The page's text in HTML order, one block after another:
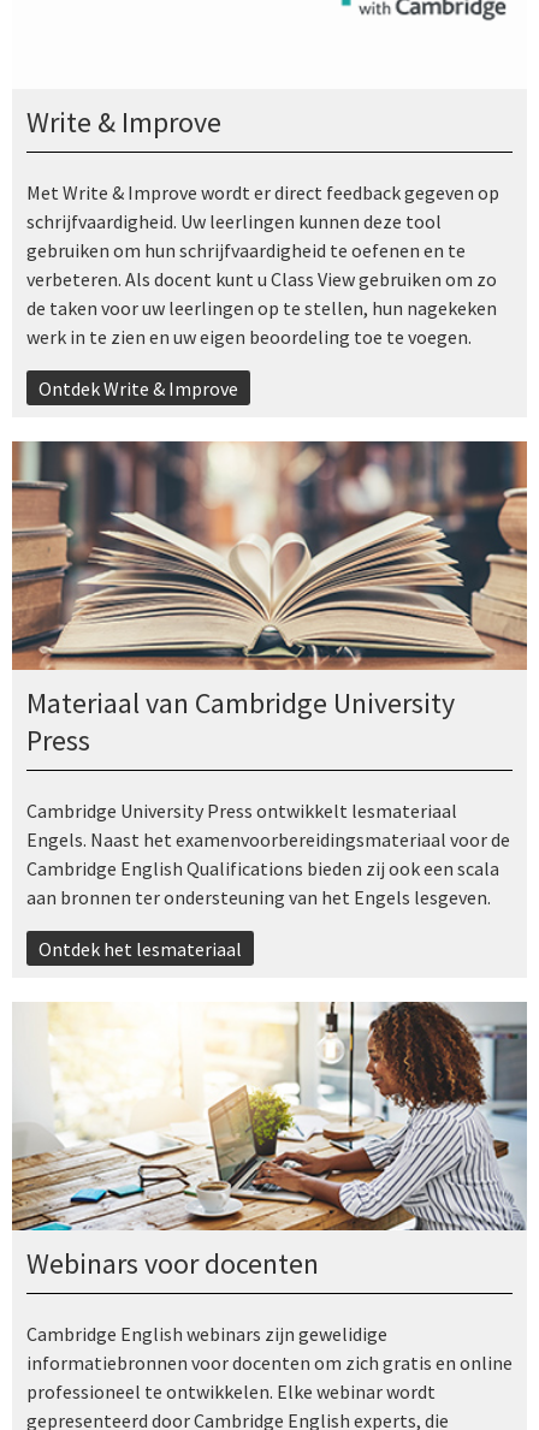
Write & Improve
Met Write & Improve wordt er direct feedback gegeven op
schrijfvaardigheid. Uw leerlingen kunnen deze tool
gebruiken om hun schrijfvaardigheid te oefenen en te
verbeteren. Als docent kunt u Class View gebruiken om zo
de taken voor uw leerlingen op te stellen, hun nagekeken
werk in te zien en uw eigen beoordeling toe te voegen.
Ontdek Write & Improve
Materiaal van Cambridge University
Press
Cambridge University Press ontwikkelt lesmateriaal
Engels. Naast het examenvoorbereidingsmateriaal voor de
Cambridge English Qualifications bieden zij ook een scala
aan bronnen ter ondersteuning van het Engels lesgeven.
Ontdek het lesmateriaal
Webinars voor docenten
Cambridge English webinars zijn gewelidige
informatiebronnen voor docenten om zich gratis en online
professioneel te ontwikkelen. Elke webinar wordt
gepresenteerd door Cambridge English experts, die